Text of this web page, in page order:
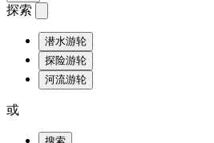
探索
潜水游轮
探险游轮
河流游轮
或